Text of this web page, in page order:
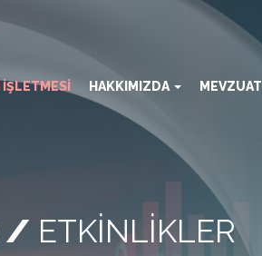
HAKKIMIZDA MEVZUAT
/ ETKİNLİKLER